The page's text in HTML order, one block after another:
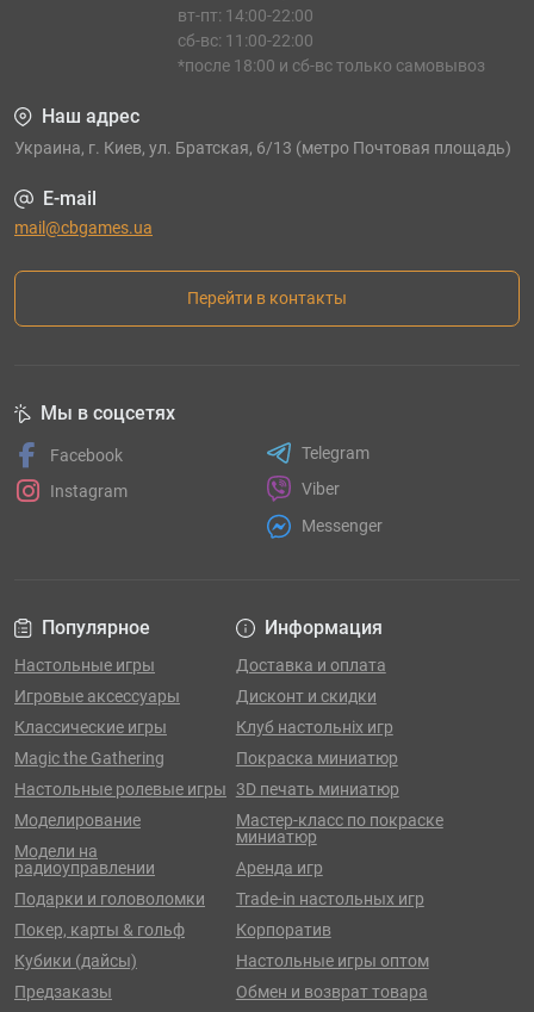
вт-пт: 14:00-22:00
сб-вс: 11:00-22:00
*после 18:00 и сб-вс только самовывоз
Наш адрес
Украина, г. Киев, ул. Братская, 6/13 (метро Почтовая площадь)
E-mail
mail@cbgames.ua
Перейти в контакты
Популярное
Настольные игры
Игровые аксессуары
Классические игры
Magic the Gathering
Настольные ролевые игры
Моделирование
Модели на
радиоуправлении
Подарки и головоломки
Покер, карты & гольф
Кубики (дайсы)
Предзаказы
Информация
Доставка и оплата
Дисконт и скидки
Клуб настольніх игр
Покраска миниатюр
3D печать миниатюр
Мастер-класс по покраске
миниатюр
Аренда игр
Trade-in настольных игр
Корпоратив
Настольные игры оптом
Обмен и возврат товара
Мы в соцсетях
Facebook
Instagram
Telegram
Viber
Messenger